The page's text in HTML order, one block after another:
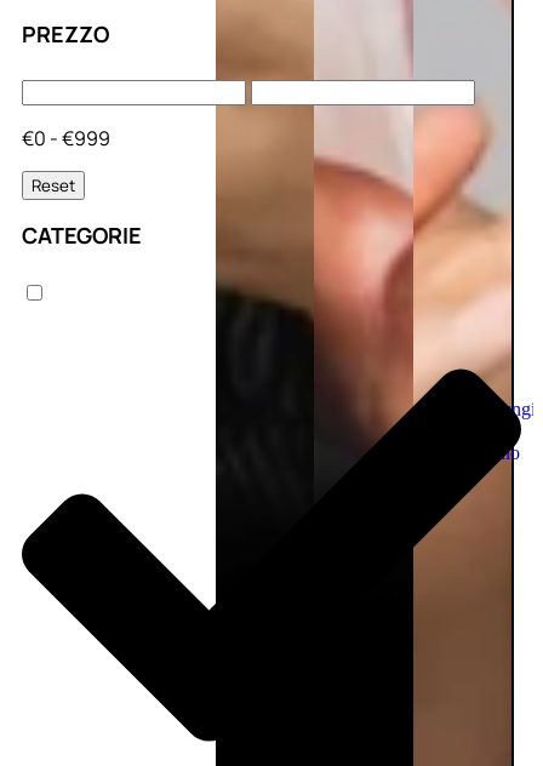
Aggiungi
carrello
PREZZO
€0 - €999
Reset
CATEGORIE